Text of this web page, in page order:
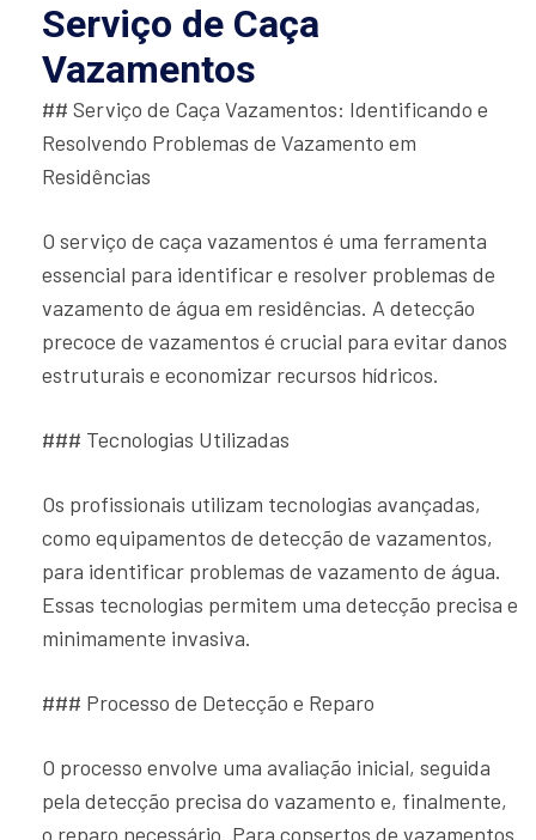
Serviço de Caça
Vazamentos
## Serviço de Caça Vazamentos: Identificando e
Resolvendo Problemas de Vazamento em
Residências
O serviço de caça vazamentos é uma ferramenta
essencial para identificar e resolver problemas de
vazamento de água em residências. A detecção
precoce de vazamentos é crucial para evitar danos
estruturais e economizar recursos hídricos.
### Tecnologias Utilizadas
Os profissionais utilizam tecnologias avançadas,
como equipamentos de detecção de vazamentos,
para identificar problemas de vazamento de água.
Essas tecnologias permitem uma detecção precisa e
minimamente invasiva.
### Processo de Detecção e Reparo
O processo envolve uma avaliação inicial, seguida
pela detecção precisa do vazamento e, finalmente,
o reparo necessário. Para consertos de vazamentos